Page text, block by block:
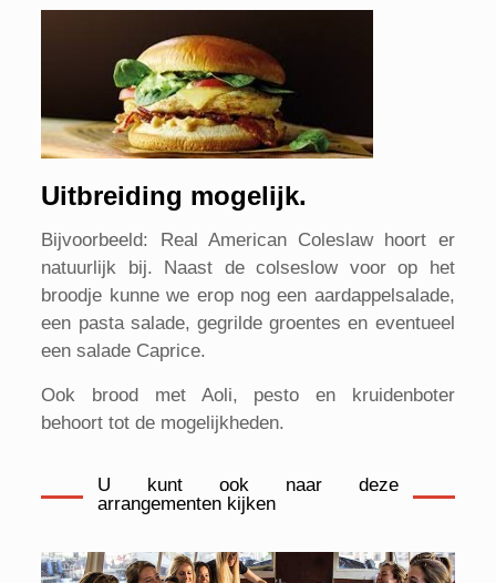
Uitbreiding mogelijk.
Bijvoorbeeld: Real American Coleslaw hoort er
natuurlijk bij. Naast de colseslow voor op het
broodje kunne we erop nog een aardappelsalade,
een pasta salade, gegrilde groentes en eventueel
een salade Caprice.
Ook brood met Aoli, pesto en kruidenboter
behoort tot de mogelijkheden.
U kunt ook naar deze
arrangementen kijken